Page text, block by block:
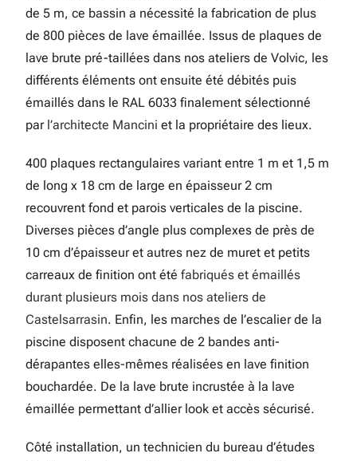
de 5 m, ce bassin a nécessité la fabrication de plus
de 800 pièces de lave émaillée. Issus de plaques de
lave brute pré-taillées dans nos ateliers de Volvic, les
différents éléments ont ensuite été débités puis
émaillés dans le RAL 6033 finalement sélectionné
par l’architecte Mancini et la propriétaire des lieux.
400 plaques rectangulaires variant entre 1 m et 1,5 m
de long x 18 cm de large en épaisseur 2 cm
recouvrent fond et parois verticales de la piscine.
Diverses pièces d’angle plus complexes de près de
10 cm d’épaisseur et autres nez de muret et petits
carreaux de finition ont été fabriqués et émaillés
durant plusieurs mois dans nos ateliers de
Castelsarrasin. Enfin, les marches de l’escalier de la
piscine disposent chacune de 2 bandes anti-
dérapantes elles-mêmes réalisées en lave finition
bouchardée. De la lave brute incrustée à la lave
émaillée permettant d’allier look et accès sécurisé.
Côté installation, un technicien du bureau d’études